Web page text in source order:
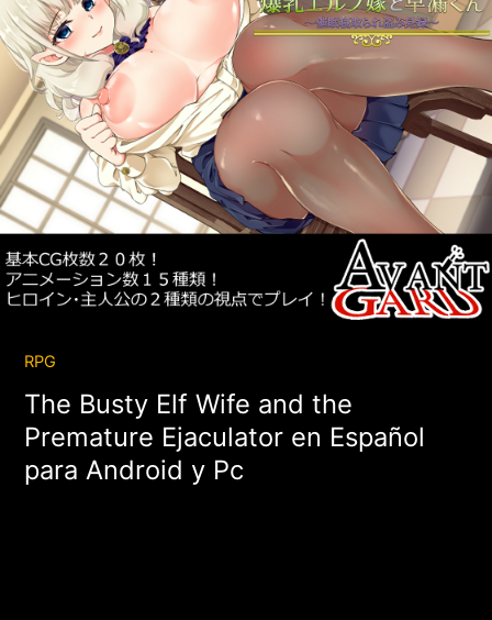
RPG
The Busty Elf Wife and the
Premature Ejaculator en Español
para Android y Pc